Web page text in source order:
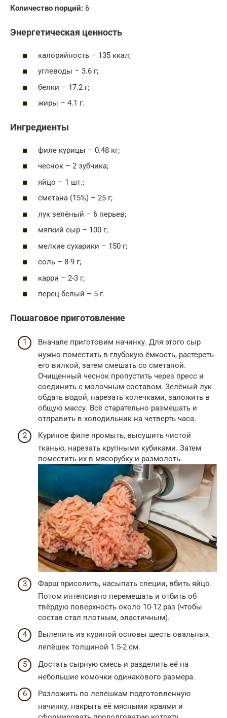
Количество порций: 6
Энергетическая ценность
калорийность – 135 ккал;
углеводы – 3.6 г;
белки – 17.2 г;
жиры – 4.1 г.
Ингредиенты
филе курицы – 0.48 кг;
чеснок – 2 зубчика;
яйцо – 1 шт.;
сметана (15%) – 25 г;
лук зелёный – 6 перьев;
мягкий сыр – 100 г;
мелкие сухарики – 150 г;
соль – 8-9 г;
карри – 2-3 г;
перец белый – 5 г.
Пошаговое приготовление
Вначале приготовим начинку. Для этого сыр
нужно поместить в глубокую ёмкость, растереть
его вилкой, затем смешать со сметаной.
Очищенный чеснок пропустить через пресс и
соединить с молочным составом. Зелёный лук
обдать водой, нарезать колечками, заложить в
общую массу. Всё старательно размешать и
отправить в холодильник на четверть часа.
Куриное филе промыть, высушить чистой
тканью, нарезать крупными кубиками. Затем
поместить их в мясорубку и размолоть.
Фарш присолить, насыпать специи, вбить яйцо.
Потом интенсивно перемешать и отбить об
твёрдую поверхность около 10-12 раз (чтобы
состав стал плотным, эластичным).
Вылепить из куриной основы шесть овальных
лепёшек толщиной 1.5-2 см.
Достать сырную смесь и разделить её на
небольшие комочки одинакового размера.
Разложить по лепёшкам подготовленную
начинку, накрыть её мясными краями и